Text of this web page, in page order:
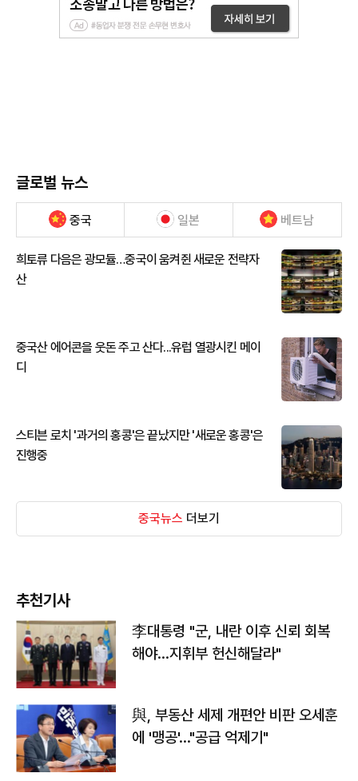
글로벌 뉴스
중국 일본 베트남
희토류 다음은 광모듈…중국이 움켜쥔 새로운 전략자
산
중국산 에어콘을 웃돈 주고 산다...유럽 열광시킨 메이
디
스티븐 로치 '과거의 홍콩'은 끝났지만 '새로운 홍콩'은
진행중
중국뉴스 더보기
추천기사
李대통령 "군, 내란 이후 신뢰 회복
해야…지휘부 헌신해달라"
與, 부동산 세제 개편안 비판 오세훈
에 '맹공'…"공급 억제기"